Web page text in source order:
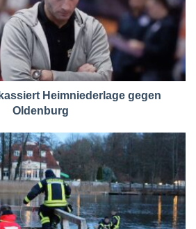
Heimniederlage gegen
Oldenburg